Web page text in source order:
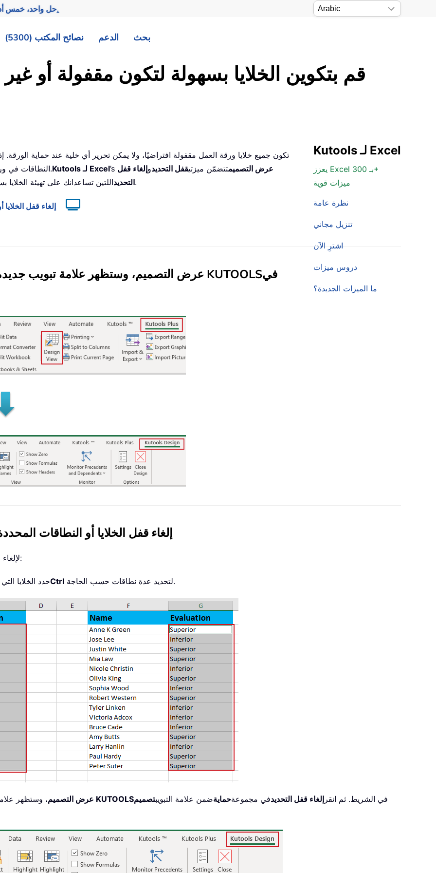
— حل واحد، خمستحقيق المزيد بجهد أقل.
نصائح المكتب (5300) الدعم بحث
قم بتكوين الخلايا بسهولة لتكون مقفولة أو
Kutools لـ Excel
يعزز Excel بـ 300+
ميزات قوية
نظرة عامة
تنزيل مجاني
اشترِ الآن
دروس ميزات
ما الميزات الجديدة؟
النطاقات في ورقة عمل محمية، فالأفضل جعل تلك النطاقات غير مقفولة. Kutools لـ Excel’s عرض التصميمتتضمّن ميزتيقفل التحديدوإلغاء قفل
التحديداللتين تساعدانك على تهيئة الخلايا بسهولة لتكون مقفولة أو غير مقفولة عند حماية ورقة العمل.
إلغاء قفل
عرض التصميم، وستظهر علامة تبويب تصميم KUTOOLSفي
إلغاء قفل الخلايا أو النطاقات
لإلغاء قفل الخلايا المحددة بسرعة، يُرجى اتباع الخطوات التالية:
. حدد الخلاياCtrl لتحديد عدة نطاقات حسب الحاجة.
عرض التصميم، وستظهر تصميم KUTOOLS في الشريط. ثم انقر إلغاء قفل التحديدفي مجموعةحمايةضمن علامة التبويبتصميم